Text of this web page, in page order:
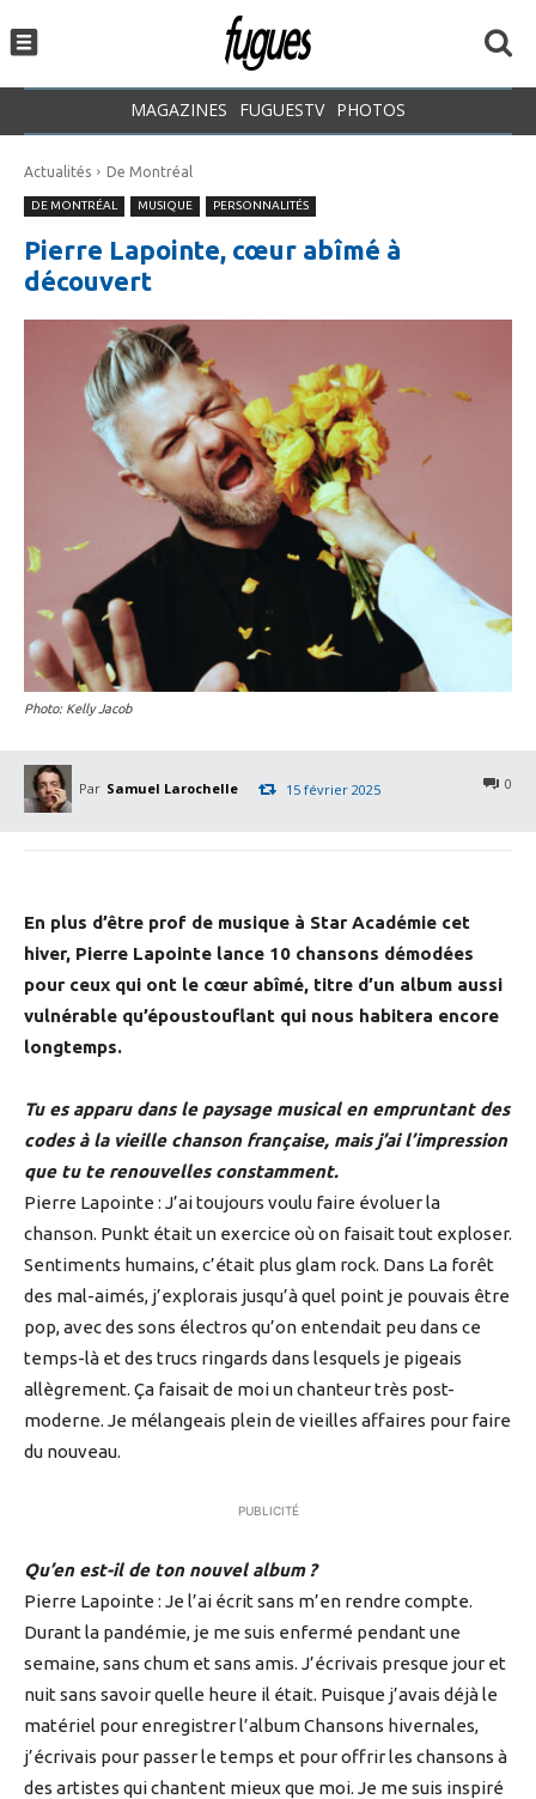
MAGAZINES FUGUESTV PHOTOS
Actualités De Montréal
DE MONTRÉAL MUSIQUE PERSONNALITÉS
Pierre Lapointe, cœur abîmé à
découvert
Photo: Kelly Jacob
Par Samuel Larochelle 0
15 février 2025
En plus d’être prof de musique à Star Académie cet
hiver, Pierre Lapointe lance 10 chansons démodées
pour ceux qui ont le cœur abîmé, titre d’un album aussi
vulnérable qu’époustouflant qui nous habitera encore
longtemps.
Tu es apparu dans le paysage musical en empruntant des
codes à la vieille chanson française, mais j’ai l’impression
que tu te renouvelles constamment.
Pierre Lapointe : J’ai toujours voulu faire évoluer la
chanson. Punkt était un exercice où on faisait tout exploser.
Sentiments humains, c’était plus glam rock. Dans La forêt
des mal-aimés, j’explorais jusqu’à quel point je pouvais être
pop, avec des sons électros qu’on entendait peu dans ce
temps-là et des trucs ringards dans lesquels je pigeais
allègrement. Ça faisait de moi un chanteur très post-
moderne. Je mélangeais plein de vieilles affaires pour faire
du nouveau.
PUBLICITÉ
Qu’en est-il de ton nouvel album ?
Pierre Lapointe : Je l’ai écrit sans m’en rendre compte.
Durant la pandémie, je me suis enfermé pendant une
semaine, sans chum et sans amis. J’écrivais presque jour et
nuit sans savoir quelle heure il était. Puisque j’avais déjà le
matériel pour enregistrer l’album Chansons hivernales,
j’écrivais pour passer le temps et pour offrir les chansons à
des artistes qui chantent mieux que moi. Je me suis inspiré